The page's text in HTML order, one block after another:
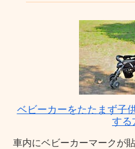
ベビーカーをたたまず子
する
車内にベビーカーマークが